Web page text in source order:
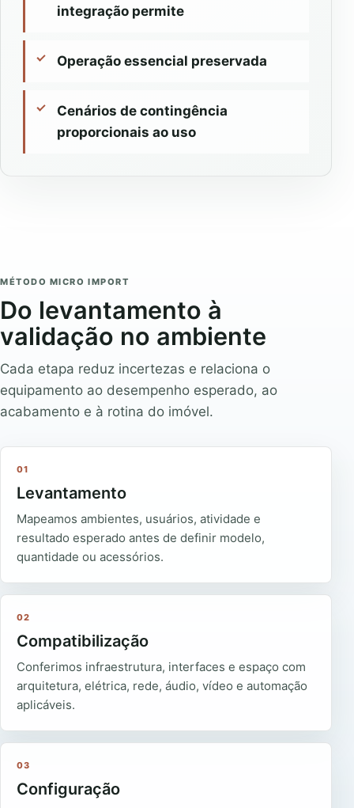
integração permite
Operação essencial preservada
Cenários de contingência
proporcionais ao uso
MÉTODO MICRO IMPORT
Do levantamento à
validação no ambiente
Cada etapa reduz incertezas e relaciona o
equipamento ao desempenho esperado, ao
acabamento e à rotina do imóvel.
01
Levantamento
Mapeamos ambientes, usuários, atividade e
resultado esperado antes de definir modelo,
quantidade ou acessórios.
02
Compatibilização
Conferimos infraestrutura, interfaces e espaço com
arquitetura, elétrica, rede, áudio, vídeo e automação
aplicáveis.
03
Configuração